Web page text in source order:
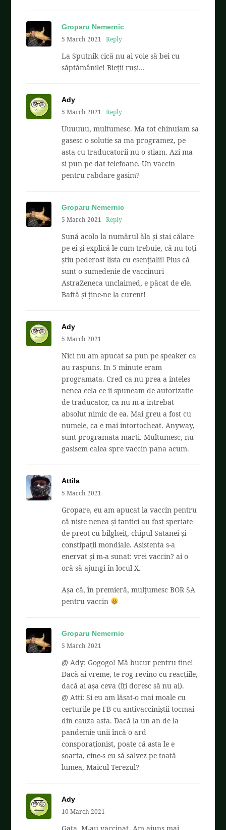
Groparu Nemernic
5 March 2021
Reply
La Sputnik cică nu ai voie să bei cu
săptămânile! Bieții ruși…
Ady
5 March 2021
Reply
Uuuuuu, multumesc. Ma tot chinuiam sa
gasesc o solutie sa ma programez, pe
asta cu traducatorii nu o stiam. Azi ma
si pun pe dat telefoane. Un vaccin
pentru rabdare gasim?
Groparu Nemernic
5 March 2021
Reply
Sună acolo la numărul ăla și stai călare
pe ei și explică-le cum trebuie, că nu toți
știu pederost lista cu esențialii! Plus că
sunt o sumedenie de vaccinuri
AstraZeneca unclaimed, e păcat de ele.
Baftă și ține-ne la curent!
Ady
5 March 2021
Nici nu am apucat sa pun pe speaker ca
au raspuns. In 5 minute eram
programata. Cred ca nu prea a inteles
nenea cela ce ii spuneam de autorizatie
de traducator, ca nu m-a intrebat
absolut nimic de ea. Mai greu a fost cu
numele, ca e mai intortocheat. Anyway,
sunt programata marti. Multumesc, nu
gasisem calea spre vaccin pana acum.
Attila
5 March 2021
Gropare, eu am apucat la vaccin pentru
că niște nenea și tantici au fost speriate
de preot cu bilgheiț, chipul Satanei și
constipații mondiale. Asistenta s-a
enervat și m-a sunat: vrei vaccin? ai o
oră să ajungi în locul X.
Așa că, în premieră, mulțumesc BOR SA
pentru vaccin
Groparu Nemernic
5 March 2021
@ Ady: Gogogo! Mă bucur pentru tine!
Dacă ai vreme, te rog revino cu reacțiile,
dacă ai așa ceva (îți doresc să nu ai).
@ Atti: Și eu am lăsat-o mai moale cu
certurile pe FB cu antivacciniștii tocmai
din cauza asta. Dacă la un an de la
pandemie unii încă o ard
consporaționist, poate că asta le e
soarta, cine-s eu să salvez pe toată
lumea, Maicul Terezul?
Ady
10 March 2021
Gata. M-au vaccinat. Am ajuns mai